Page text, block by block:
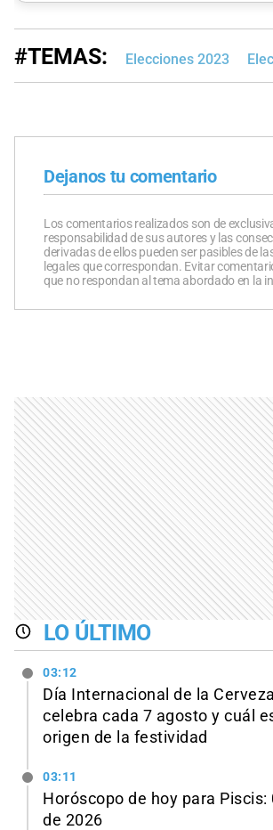
#TEMAS: Elecciones 2023
Dejanos tu comentario
Los comentarios realizados son de
responsabilidad de sus autores y las
derivadas de ellos pueden ser pasibles de
legales que correspondan. Evitar
que no respondan al tema abordado en la
LO ÚLTIMO
03:12
Día Internacional de la
celebra cada 7 agosto y cuál
origen de la festividad
03:11
Horóscopo de hoy para
de 2026